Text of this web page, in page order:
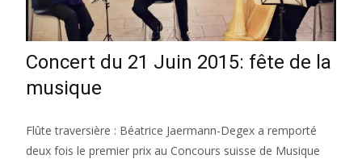
Concert du 21 Juin 2015: fête de la
musique
Flûte traversière : Béatrice Jaermann-Degex a remporté
deux fois le premier prix au Concours suisse de Musique